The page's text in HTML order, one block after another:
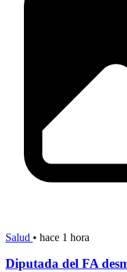
Salud • hace 1 hora
Diputada del FA